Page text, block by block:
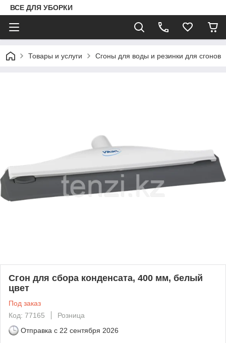
ВСЕ ДЛЯ УБОРКИ
Товары и услуги Сгоны для воды и резинки для сгонов
Сгон для сбора конденсата, 400 мм, белый
цвет
Под заказ
Код: 77165
Розница
Отправка с 22 сентября 2026